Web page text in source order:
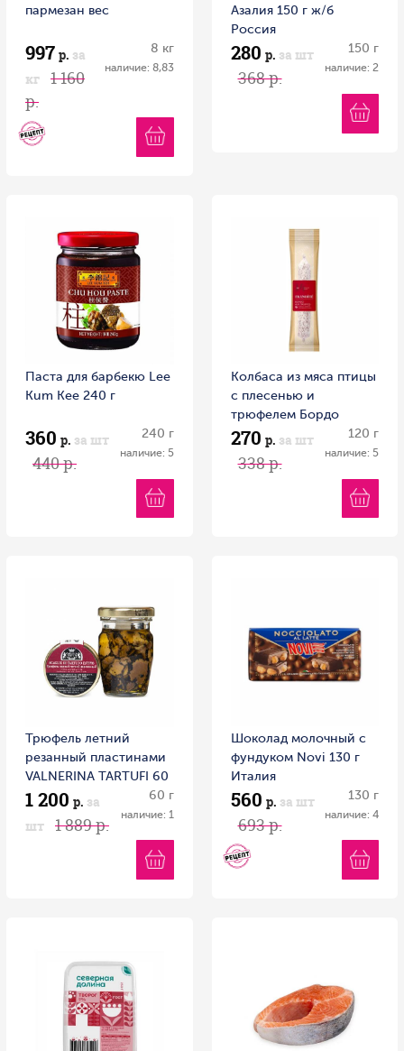
пармезан вес
997 р. за
кг
1 160
р.
8 кг
наличие: 8,83
Азалия 150 г ж/б
Россия
280 р. за шт
368 р.
150 г
наличие: 2
Паста для барбекю Lee
Kum Kee 240 г
360 р. за шт
440 р.
240 г
наличие: 5
Колбаса из мяса птицы
с плесенью и
трюфелем Бордо
Галерея вкуса 120гр
1/12 Беларусь
270 р. за шт
338 р.
120 г
наличие: 5
Трюфель летний
резанный пластинами
VALNERINA TARTUFI 60
г ст/б
1 200 р. за
шт
1 889 р.
60 г
наличие: 1
Шоколад молочный с
фундуком Novi 130 г
Италия
560 р. за шт
693 р.
130 г
наличие: 4